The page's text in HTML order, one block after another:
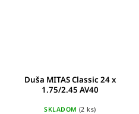
Duša MITAS Classic 24 x
1.75/2.45 AV40
SKLADOM (2 ks)